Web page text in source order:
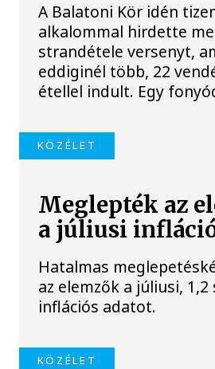
A Balatoni Kör idén
alkalommal hirdette
strandétele versenyt,
eddiginél több, 22
étellel indult. Egy
KÖZÉLET
Meglepték az
a júliusi
Hatalmas
az elemzők a júliusi, 1,2
inflációs adatot.
KÖZÉLET